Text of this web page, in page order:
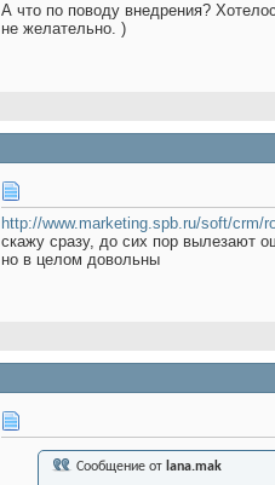
А что по поводу внедрения?
не желательно. )
http://www.marketing.spb.ru/soft/crm/
скажу сразу, до сих пор вылезают
но в целом довольны
Сообщение от lana.mak